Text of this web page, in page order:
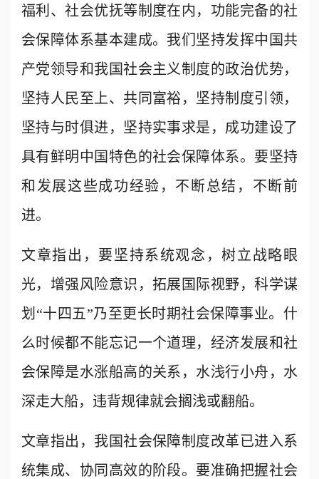
福利、社会优抚等制度在内，功能完备的社
会保障体系基本建成。我们坚持发挥中国共
产党领导和我国社会主义制度的政治优势，
坚持人民至上、共同富裕，坚持制度引领，
坚持与时俱进，坚持实事求是，成功建设了
具有鲜明中国特色的社会保障体系。要坚持
和发展这些成功经验，不断总结，不断前
进。
文章指出，要坚持系统观念，树立战略眼
光，增强风险意识，拓展国际视野，科学谋
划“十四五”乃至更长时期社会保障事业。什
么时候都不能忘记一个道理，经济发展和社
会保障是水涨船高的关系，水浅行小舟，水
深走大船，违背规律就会搁浅或翻船。
文章指出，我国社会保障制度改革已进入系
统集成、协同高效的阶段。要准确把握社会